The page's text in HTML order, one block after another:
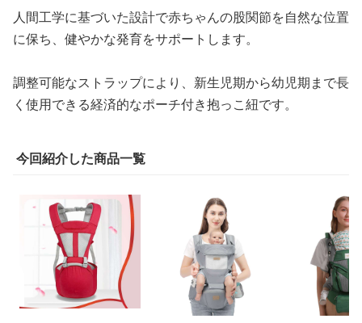
人間工学に基づいた設計で赤ちゃんの股関節を自然な位置
に保ち、健やかな発育をサポートします。
調整可能なストラップにより、新生児期から幼児期まで長
く使用できる経済的なポーチ付き抱っこ紐です。
今回紹介した商品一覧